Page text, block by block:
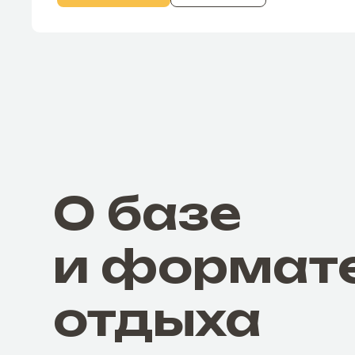
О базе
и
отдыха